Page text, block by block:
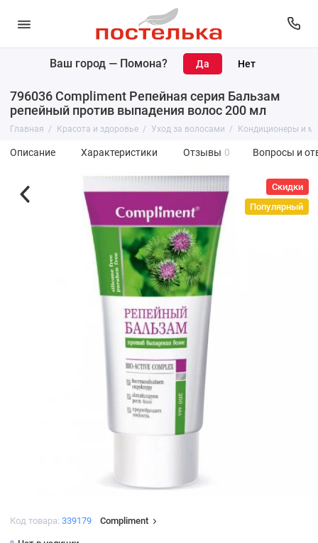
Ваш город — Помона?
796036 Compliment Репейная серия Бальзам
репейный против выпадения волос 200 мл
Главная Красота и здоровье Уход за волосами Кондиционеры и
Описание Характеристики Отзывы 0 Вопросы и
Скидки
Популярный
Код товара: 339179 Compliment